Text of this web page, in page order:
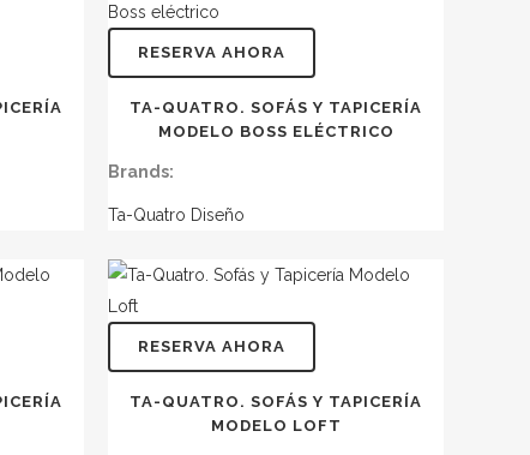
RESERVA AHORA
TA-QUATRO. SOFÁS Y TAPICERÍA
MODELO BOSS ELÉCTRICO
Brands:
Ta-Quatro Diseño
RESERVA AHORA
TA-QUATRO. SOFÁS Y TAPICERÍA
MODELO LOFT